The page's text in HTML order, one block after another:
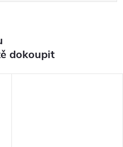
dokoupit